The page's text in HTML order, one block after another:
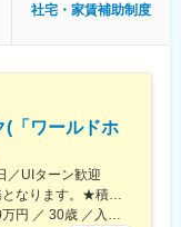
社宅・家賃補助制度
(「ワールドホ
／UIターン歓迎